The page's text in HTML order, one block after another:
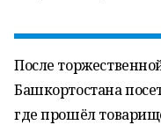
После
Башкортостана
где прошёл